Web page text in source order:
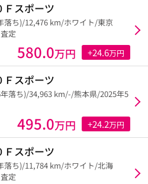
Ｆスポーツ
落ち)/12,476 km/ホワイト/東京
定
580.0万円 +24.6万円
Ｆスポーツ
落ち)/34,963 km/-/熊本県/2025年5
495.0万円 +24.2万円
Ｆスポーツ
落ち)/11,784 km/ホワイト/北海
定